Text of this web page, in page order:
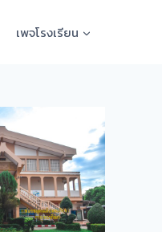
เพจโรงเรียน